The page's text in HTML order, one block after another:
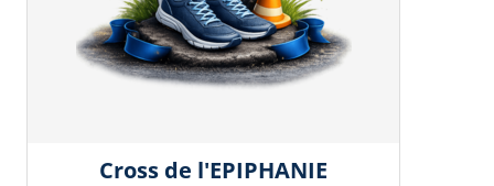
Cross de l'EPIPHANIE